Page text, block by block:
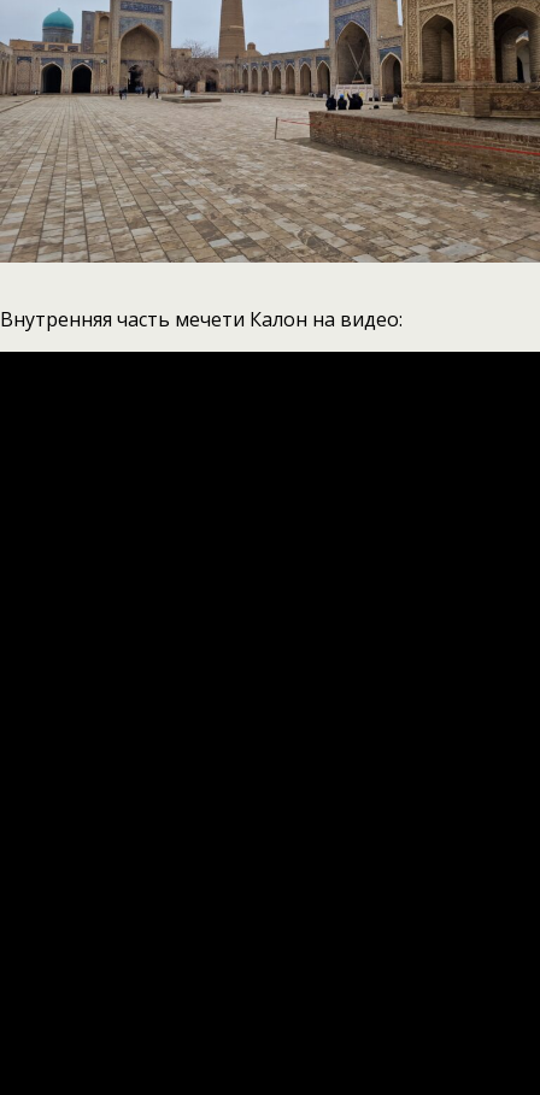
Внутренняя часть мечети Калон на видео: